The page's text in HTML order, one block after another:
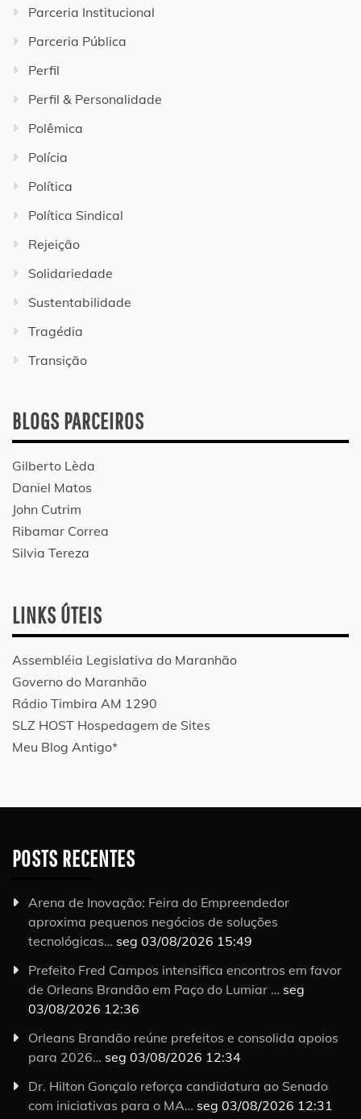
Parceria Institucional
Parceria Pública
Perfil
Perfil & Personalidade
Polêmica
Polícia
Política
Política Sindical
Rejeição
Solidariedade
Sustentabilidade
Tragédia
Transição
BLOGS PARCEIROS
Gilberto Lèda
Daniel Matos
John Cutrim
Ribamar Correa
Silvia Tereza
LINKS ÚTEIS
Assembléia Legislativa do Maranhão
Governo do Maranhão
Rádio Timbira AM 1290
SLZ HOST Hospedagem de Sites
Meu Blog Antigo*
POSTS RECENTES
Arena de Inovação: Feira do Empreendedor
aproxima pequenos negócios de soluções
tecnológicas… seg 03/08/2026 15:49
Prefeito Fred Campos intensifica encontros em favor
de Orleans Brandão em Paço do Lumiar … seg
03/08/2026 12:36
Orleans Brandão reúne prefeitos e consolida apoios
para 2026… seg 03/08/2026 12:34
Dr. Hilton Gonçalo reforça candidatura ao Senado
com iniciativas para o MA… seg 03/08/2026 12:31